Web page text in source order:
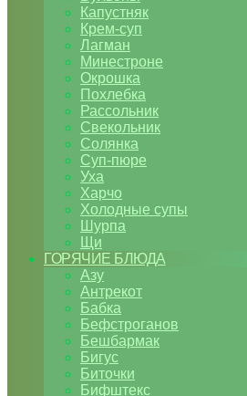
Капустняк
Крем-суп
Лагман
Минестроне
Окрошка
Похлебка
Рассольник
Свекольник
Солянка
Суп-пюре
Уха
Харчо
Холодные супы
Шурпа
Щи
ГОРЯЧИЕ БЛЮДА
Азу
Антрекот
Бабка
Бефстроганов
Бешбармак
Бигус
Биточки
Бифштекс